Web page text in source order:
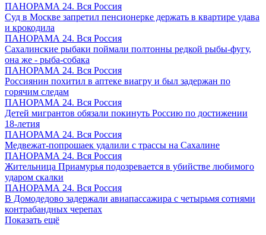
ПАНОРАМА 24. Вся Россия
Суд в Москве запретил пенсионерке держать в квартире удава
и крокодила
ПАНОРАМА 24. Вся Россия
Сахалинские рыбаки поймали полтонны редкой рыбы-фугу,
она же - рыба-собака
ПАНОРАМА 24. Вся Россия
Россиянин похитил в аптеке виагру и был задержан по
горячим следам
ПАНОРАМА 24. Вся Россия
Детей мигрантов обязали покинуть Россию по достижении
18-летия
ПАНОРАМА 24. Вся Россия
Медвежат-попрошаек удалили с трассы на Сахалине
ПАНОРАМА 24. Вся Россия
Жительница Приамурья подозревается в убийстве любимого
ударом скалки
ПАНОРАМА 24. Вся Россия
В Домодедово задержали авиапассажира с четырьмя сотнями
контрабандных черепах
Показать ещё